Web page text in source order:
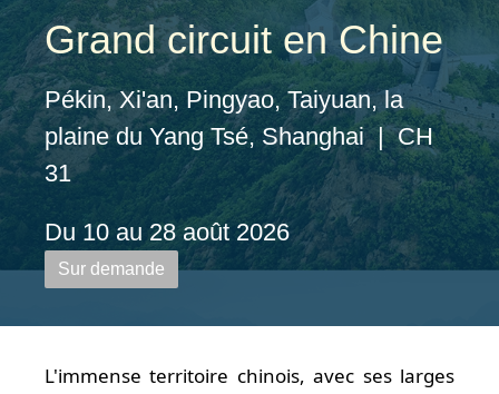
Grand circuit en Chine
Pékin, Xi'an, Pingyao, Taiyuan, la
plaine du Yang Tsé, Shanghai | CH
31
Du 10 au 28 août 2026
Sur demande
L'immense territoire chinois, avec ses larges